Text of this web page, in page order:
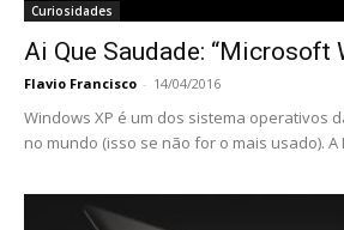
Curiosidades
Ai Que Saudade: “Microsoft
Flavio Francisco - 14/04/2016
Windows XP é um dos sistema operativos
no mundo (isso se não for o mais usado). A